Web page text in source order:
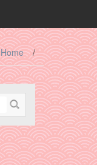
Home /